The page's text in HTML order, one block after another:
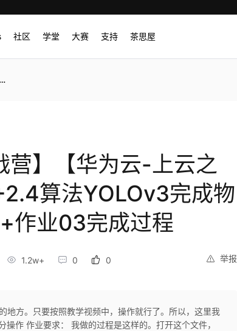
社区 学堂 大赛 支持 茶思屋
营】【华为云-上云之
算法YOLOv3完成物
作业03完成过程
举报
1.2w+ 0 0
地方。只要按照教学视频中，操作就行了。所以，这里我
作 作业要求： 我做的过程是这样的。打开这个文件，